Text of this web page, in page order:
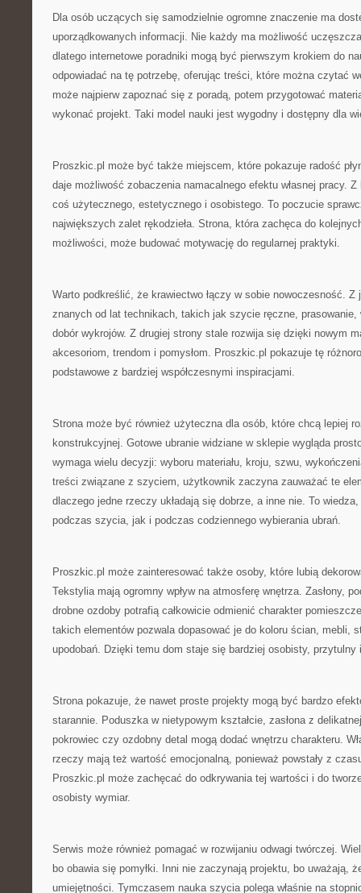
Dla osób uczących się samodzielnie ogromne znaczenie ma
uporządkowanych informacji. Nie każdy ma możliwość
dlatego internetowe poradniki mogą być pierwszym krokiem do
odpowiadać na tę potrzebę, oferując treści, które można czytać
może najpierw zapoznać się z poradą, potem przygotować
wykonać projekt. Taki model nauki jest wygodny i dostępny dla
Proszkic.pl może być także miejscem, które pokazuje radość
daje możliwość zobaczenia namacalnego efektu własnej pracy. Z
coś użytecznego, estetycznego i osobistego. To poczucie
największych zalet rękodzieła. Strona, która zachęca do
możliwości, może budować motywację do regularnej praktyki.
Warto podkreślić, że krawiectwo łączy w sobie nowoczesność. Z
znanych od lat technikach, takich jak szycie ręczne,
dobór wykrojów. Z drugiej strony stale rozwija się dzięki nowym
akcesoriom, trendom i pomysłom. Proszkic.pl pokazuje tę
podstawowe z bardziej współczesnymi inspiracjami.
Strona może być również użyteczna dla osób, które chcą lepiej
konstrukcyjnej. Gotowe ubranie widziane w sklepie wygląda
wymaga wielu decyzji: wyboru materiału, kroju, szwu,
treści związane z szyciem, użytkownik zaczyna zauważać te
dlaczego jedne rzeczy układają się dobrze, a inne nie. To
podczas szycia, jak i podczas codziennego wybierania ubrań.
Proszkic.pl może zainteresować także osoby, które lubią
Tekstylia mają ogromny wpływ na atmosferę wnętrza. Zasłony,
drobne ozdoby potrafią całkowicie odmienić charakter
takich elementów pozwala dopasować je do koloru ścian, mebli,
upodobań. Dzięki temu dom staje się bardziej osobisty, przytulny
Strona pokazuje, że nawet proste projekty mogą być bardzo
starannie. Poduszka w nietypowym kształcie, zasłona z
pokrowiec czy ozdobny detal mogą dodać wnętrzu charakteru.
rzeczy mają też wartość emocjonalną, ponieważ powstały z
Proszkic.pl może zachęcać do odkrywania tej wartości i do
osobisty wymiar.
Serwis może również pomagać w rozwijaniu odwagi twórczej.
bo obawia się pomyłki. Inni nie zaczynają projektu, bo uważają,
umiejętności. Tymczasem nauka szycia polega właśnie na